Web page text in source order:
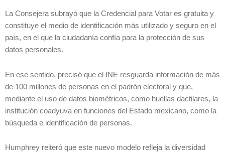
La Consejera subrayó que la Credencial para Votar es gratuita y
constituye el medio de identificación más utilizado y seguro en el
país, en el que la ciudadanía confía para la protección de sus
datos personales.
En ese sentido, precisó que el INE resguarda información de más
de 100 millones de personas en el padrón electoral y que,
mediante el uso de datos biométricos, como huellas dactilares, la
institución coadyuva en funciones del Estado mexicano, como la
búsqueda e identificación de personas.
Humphrey reiteró que este nuevo modelo refleja la diversidad